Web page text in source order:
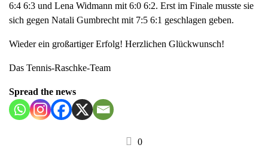
i
6:4 6:3 und Lena Widmann mit 6:0 6:2. Erst im Finale musste sie
sich gegen Natali Gumbrecht mit 7:5 6:1 geschlagen geben.
Wieder ein großartiger Erfolg! Herzlichen Glückwunsch!
Das Tennis-Raschke-Team
Spread the news
0